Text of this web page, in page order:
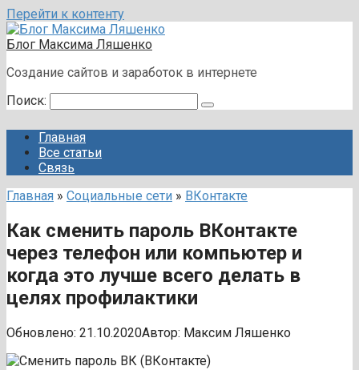
Перейти к контенту
Блог Максима Ляшенко
Создание сайтов и заработок в интернете
Поиск:
Главная
Все статьи
Связь
Главная » Социальные сети » ВКонтакте
Как сменить пароль ВКонтакте
через телефон или компьютер и
когда это лучше всего делать в
целях профилактики
Обновлено: 21.10.2020Автор: Максим Ляшенко